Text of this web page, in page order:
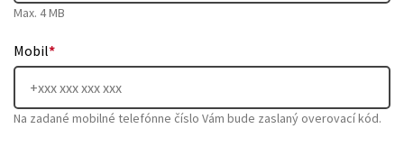
Max. 4 MB
Mobil*
Na zadané mobilné telefónne číslo Vám bude zaslaný overovací kód.